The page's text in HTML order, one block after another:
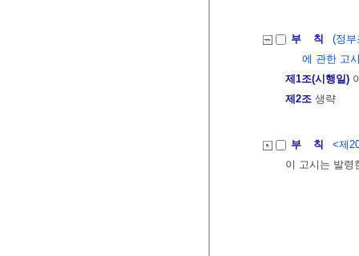
부 칙
(정
에 관한 고
제1조(시행일)
제2조 생략
부 칙
<제
이 고시는 발령